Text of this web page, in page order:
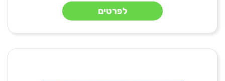
לפרטים